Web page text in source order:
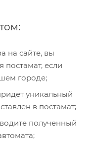
на сайте, вы
постамат, если
городе;
уникальный
в постамат;
полученный